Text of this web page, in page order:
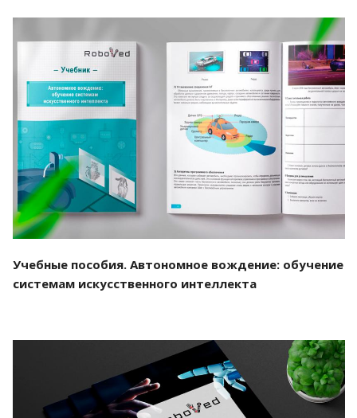
Смотреть проект
Учебные пособия. Автономное вождение: обучение
системам искусственного интеллекта